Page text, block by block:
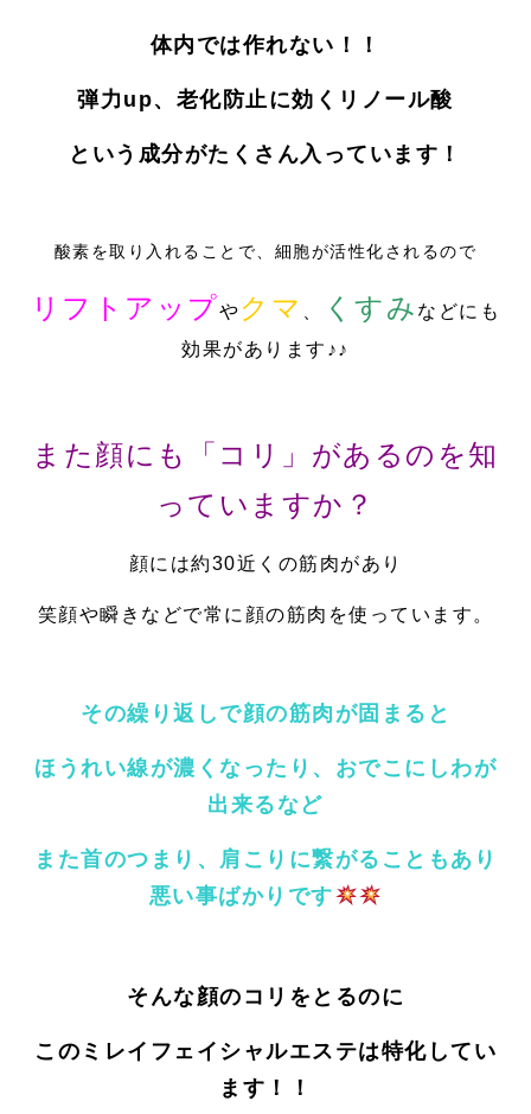
体内では作れない！！
弾力up、老化防止に効くリノール酸
という成分がたくさん入っています！
酸素を取り入れることで、細胞が活性化されるので
リフトアップやクマ くすみ などにも
効果があります♪♪
また顔にも「コリ」があるのを知
っていますか？
顔には約30近くの筋肉があり
笑顔や瞬きなどで常に顔の筋肉を使っています。
その繰り返しで顔の筋肉が固まると
ほうれい線が濃くなったり、おでこにしわが
出来るなど
また首のつまり、肩こりに繋がることもあり
悪い事ばかりです
そんな顔のコリをとるのに
このミレイフェイシャルエステは特化してい
ます！！